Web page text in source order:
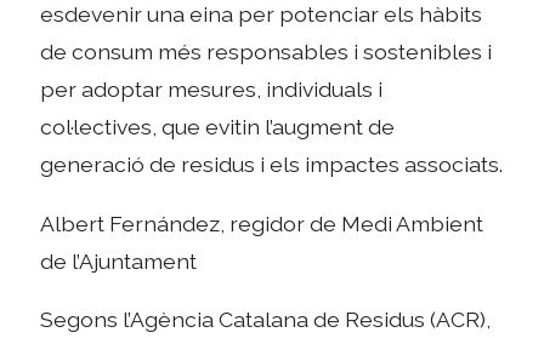
esdevenir una eina per potenciar els hàbits
de consum més responsables i sostenibles i
per adoptar mesures, individuals i
col·lectives, que evitin l’augment de
generació de residus i els impactes associats.
Albert Fernández, regidor de Medi Ambient
de l’Ajuntament
Segons l’Agència Catalana de Residus (ACR),